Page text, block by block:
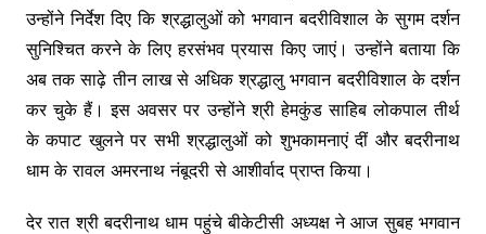
उन्होंने निर्देश दिए कि श्रद्धालुओं को भगवान बदरीविशाल के सुगम दर्शन
सुनिश्चित करने के लिए हरसंभव प्रयास किए जाएं। उन्होंने बताया कि
अब तक साढ़े तीन लाख से अधिक श्रद्धालु भगवान बदरीविशाल के दर्शन
कर चुके हैं। इस अवसर पर उन्होंने श्री हेमकुंड साहिब लोकपाल तीर्थ
के कपाट खुलने पर सभी श्रद्धालुओं को शुभकामनाएं दीं और बदरीनाथ
धाम के रावल अमरनाथ नंबूदरी से आशीर्वाद प्राप्त किया।
देर रात श्री बदरीनाथ धाम पहुंचे बीकेटीसी अध्यक्ष ने आज सुबह भगवान